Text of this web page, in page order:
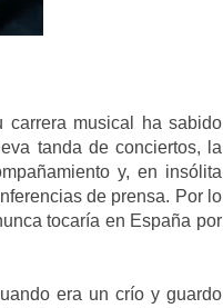
carrera musical ha sabido
tanda de conciertos, la
y, en insólita
de prensa. Por lo
tocaría en España por
era un crío y guardo